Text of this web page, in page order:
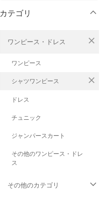
カテゴリ
ワンピース・ドレス close
ワンピース
シャツワンピース close
ドレス
チュニック
ジャンパースカート
その他のワンピース・ドレ
ス
その他のカテゴリ